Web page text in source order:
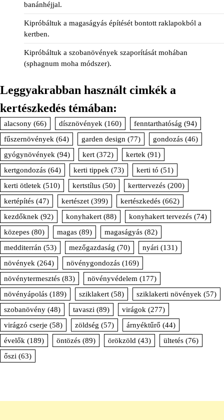
banánhéjjal.
Kipróbáltuk a magaságyás építését bontott raklapokból a
kertben.
Kipróbáltuk a szobanövények szaporítását mohában
(sphagnum moha módszer).
Leggyakrabban használt cimkék a
kertészkedés témában:
alacsony (66) dísznövények (160) fenntarthatóság (94)
fűszernövények (64) garden design (77) gondozás (46)
gyógynövények (94) kert (372) kertek (91)
kertgondozás (64) kerti tippek (73) kerti tó (51)
kerti ötletek (510) kertstílus (50) kerttervezés (200)
kertépítés (47) kertészet (399) kertészkedés (662)
kezdőknek (92) konyhakert (88) konyhakert tervezés (74)
közepes (80) magas (89) magaságyás (82)
medditerrán (53) mezőgazdaság (70) nyári (131)
növények (264) növénygondozás (169)
növénytermesztés (83) növényvédelem (177)
növényápolás (189) sziklakert (58) sziklakerti növények (57)
szobanövény (48) tavaszi (89) virágok (277)
virágzó cserje (58) zöldség (57) árnyéktűrő (44)
évelők (189) öntözés (89) örökzöld (43) ültetés (76)
őszi (63)